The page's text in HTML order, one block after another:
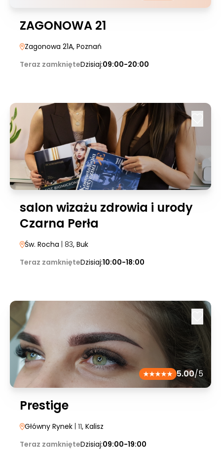
ZAGONOWA 21
Zagonowa 21A, Poznań
Teraz zamknięteDzisiaj:09:00-20:00
salon wizażu zdrowia i urody
Czarna Perła
Św. Rocha | 83, Buk
Teraz zamknięteDzisiaj:10:00-18:00
5.00/5
Prestige
Główny Rynek | 11, Kalisz
Teraz zamknięteDzisiaj:09:00-19:00